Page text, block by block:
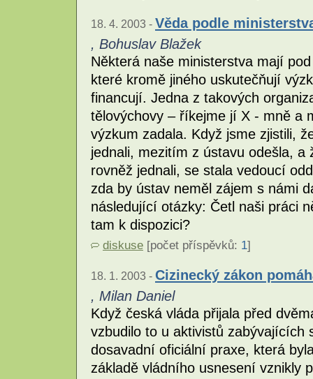
18. 4. 2003 - Věda podle
, Bohuslav Blažek
Některá naše ministerstva mají
které kromě jiného uskutečňují
financují. Jedna z takových
tělovýchovy – říkejme jí X - mně a
výzkum zadala. Když jsme zjistili,
jednali, mezitím z ústavu odešla,
rovněž jednali, se stala vedoucí
zda by ústav neměl zájem s námi
následující otázky: Četl naši práci
tam k dispozici?
diskuse [počet příspěvků: 1]
18. 1. 2003 - Cizinecký zákon
, Milan Daniel
Když česká vláda přijala před
vzbudilo to u aktivistů zabývajících
dosavadní oficiální praxe, která
základě vládního usnesení vznikly